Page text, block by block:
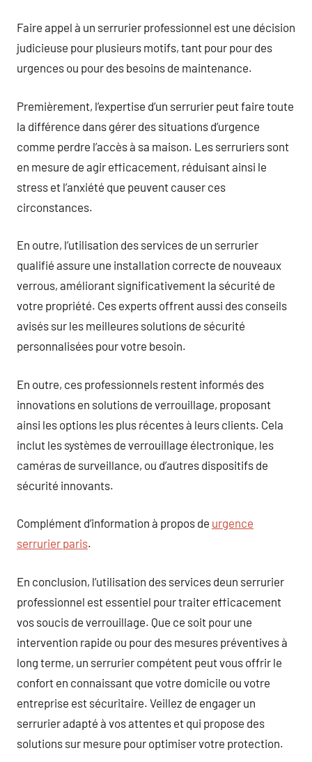
Faire appel à un serrurier professionnel est une décision
judicieuse pour plusieurs motifs, tant pour pour des
urgences ou pour des besoins de maintenance.
Premièrement, l’expertise d’un serrurier peut faire toute
la différence dans gérer des situations d’urgence
comme perdre l’accès à sa maison. Les serruriers sont
en mesure de agir efficacement, réduisant ainsi le
stress et l’anxiété que peuvent causer ces
circonstances.
En outre, l’utilisation des services de un serrurier
qualifié assure une installation correcte de nouveaux
verrous, améliorant significativement la sécurité de
votre propriété. Ces experts offrent aussi des conseils
avisés sur les meilleures solutions de sécurité
personnalisées pour votre besoin.
En outre, ces professionnels restent informés des
innovations en solutions de verrouillage, proposant
ainsi les options les plus récentes à leurs clients. Cela
inclut les systèmes de verrouillage électronique, les
caméras de surveillance, ou d’autres dispositifs de
sécurité innovants.
Complément d’information à propos de urgence
serrurier paris.
En conclusion, l’utilisation des services deun serrurier
professionnel est essentiel pour traiter efficacement
vos soucis de verrouillage. Que ce soit pour une
intervention rapide ou pour des mesures préventives à
long terme, un serrurier compétent peut vous offrir le
confort en connaissant que votre domicile ou votre
entreprise est sécuritaire. Veillez de engager un
serrurier adapté à vos attentes et qui propose des
solutions sur mesure pour optimiser votre protection.